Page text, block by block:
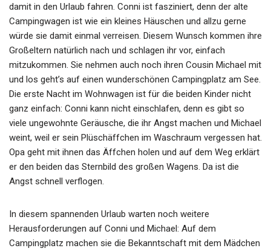
damit in den Urlaub fahren. Conni ist fasziniert, denn der alte
Campingwagen ist wie ein kleines Häuschen und allzu gerne
würde sie damit einmal verreisen. Diesem Wunsch kommen ihre
Großeltern natürlich nach und schlagen ihr vor, einfach
mitzukommen. Sie nehmen auch noch ihren Cousin Michael mit
und los geht’s auf einen wunderschönen Campingplatz am See.
Die erste Nacht im Wohnwagen ist für die beiden Kinder nicht
ganz einfach: Conni kann nicht einschlafen, denn es gibt so
viele ungewohnte Geräusche, die ihr Angst machen und Michael
weint, weil er sein Plüschäffchen im Waschraum vergessen hat.
Opa geht mit ihnen das Äffchen holen und auf dem Weg erklärt
er den beiden das Sternbild des großen Wagens. Da ist die
Angst schnell verflogen.
In diesem spannenden Urlaub warten noch weitere
Herausforderungen auf Conni und Michael: Auf dem
Campingplatz machen sie die Bekanntschaft mit dem Mädchen